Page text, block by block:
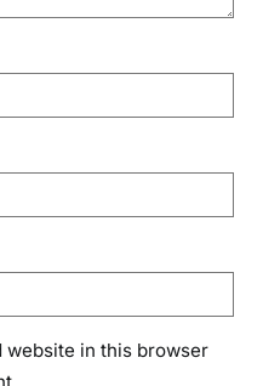
website in this browser